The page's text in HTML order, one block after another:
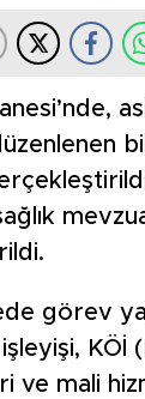
görev
KÖİ
ve mali